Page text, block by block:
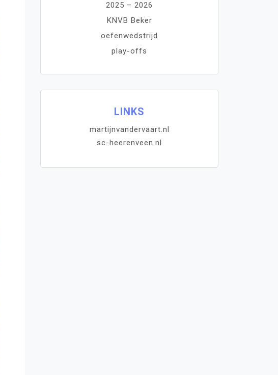
2025 – 2026
KNVB Beker
oefenwedstrijd
play-offs
LINKS
martijnvandervaart.nl
sc-heerenveen.nl